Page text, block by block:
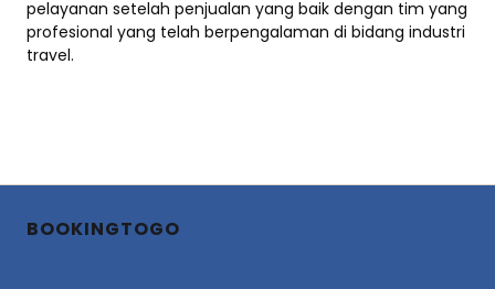
pelayanan setelah penjualan yang baik dengan tim yang
profesional yang telah berpengalaman di bidang industri
travel.
BOOKINGTOGO